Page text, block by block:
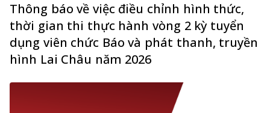
Thông báo về việc điều chỉnh hình thức,
thời gian thi thực hành vòng 2 kỳ tuyển
dụng viên chức Báo và phát thanh, truyền
hình Lai Châu năm 2026